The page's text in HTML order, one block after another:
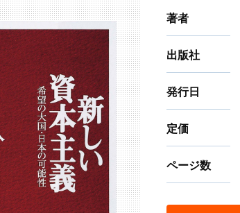
著者
出版社
発行日
定価
ページ数